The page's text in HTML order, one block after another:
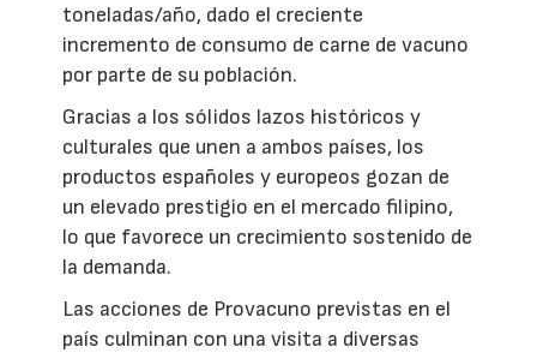
toneladas/año, dado el creciente
incremento de consumo de carne de vacuno
por parte de su población.
Gracias a los sólidos lazos históricos y
culturales que unen a ambos países, los
productos españoles y europeos gozan de
un elevado prestigio en el mercado filipino,
lo que favorece un crecimiento sostenido de
la demanda.
Las acciones de Provacuno previstas en el
país culminan con una visita a diversas